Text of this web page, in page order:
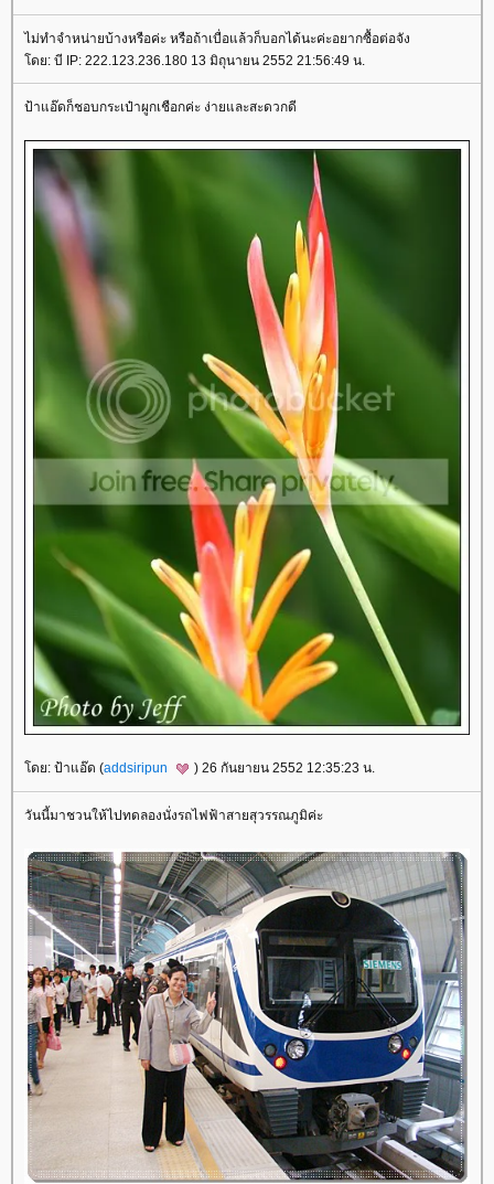
ไม่ทำจำหน่ายบ้างหรือค่ะ หรือถ้าเบื่อแล้วก็บอกได้นะค่ะอยากซื้อต่อจัง
ดย: บี IP: 222.123.236.180 13 มิถุนายน 2552 21:56:49 น.
ป้าแอ๊ดก็ชอบกระเป๋าผูกเชือกค่ะ ง่ายและสะดวกดี
ดย: ป้าแอ๊ด (addsiripun ) 26 กันยายน 2552 12:35:23 น.
วันนี้มาชวนให้ไปทดลองนั่งรถไฟฟ้าสายสุวรรณภูมิค่ะ